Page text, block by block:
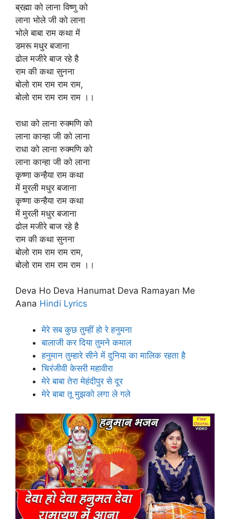
ब्रह्मा को लाना विष्णु को
लाना भोले जी को लाना
भोले बाबा राम कथा में
डमरू मधुर बजाना
ढोल मजीरे बाज रहे है
राम की कथा सुनना
बोलो राम राम राम राम,
बोलो राम राम राम राम ।।
राधा को लाना रुक्मणि को
लाना कान्हा जी को लाना
राधा को लाना रुक्मणि को
लाना कान्हा जी को लाना
कृष्णा कन्हैया राम कथा
में मुरली मधुर बजाना
कृष्णा कन्हैया राम कथा
में मुरली मधुर बजाना
ढोल मजीरे बाज रहे है
राम की कथा सुनना
बोलो राम राम राम राम,
बोलो राम राम राम राम ।।
Deva Ho Deva Hanumat Deva Ramayan Me
Aana Hindi Lyrics
मेरे सब कुछ तुम्हीं हो रे हनुमना
बालाजी कर दिया तुमने कमाल
हनुमान तुम्हारे सीने में दुनिया का मालिक रहता है
चिरंजीवी केसरी महावीरा
मेरे बाबा तेरा मेहंदीपुर से दूर
मेरे बाबा तू मुझको लगा ले गले